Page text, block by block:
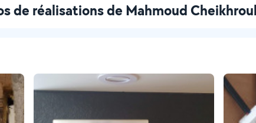
de réalisations de Mahmoud